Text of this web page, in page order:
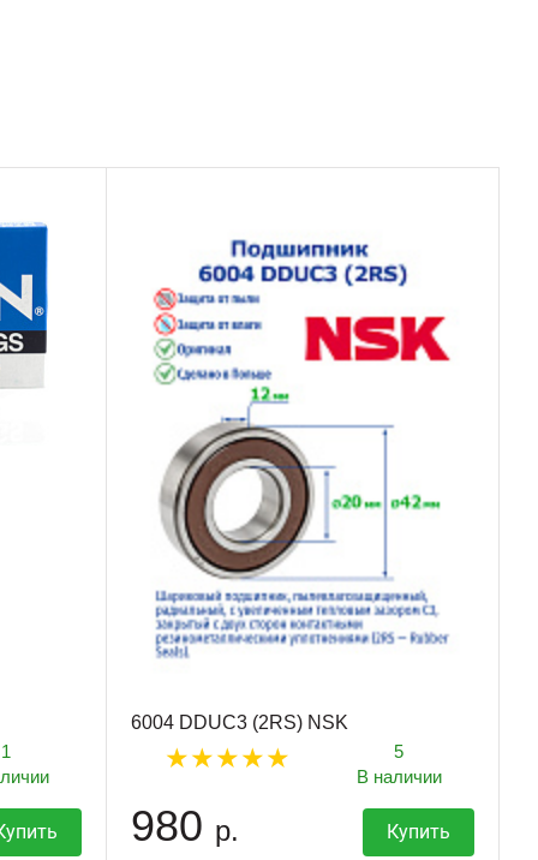
1
6004 DDUC3 (2RS) NSK
5
В наличии
980 р. Купить